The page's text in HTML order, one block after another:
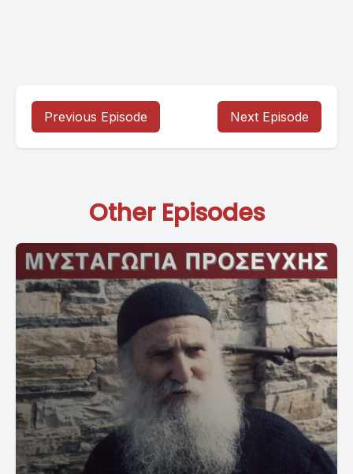
Previous Episode Next Episode
Other Episodes